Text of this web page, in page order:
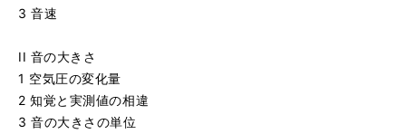
3 音速
II 音の大きさ
1 空気圧の変化量
2 知覚と実測値の相違
3 音の大きさの単位